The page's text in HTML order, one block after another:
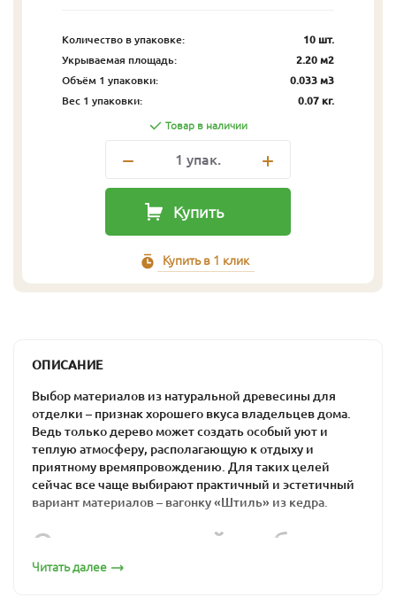
Количество в упаковке:
10 шт.
Укрываемая площадь:
2.20 м2
Объём 1 упаковки:
0.033 м3
Вес 1 упаковки:
0.07 кг.
Товар в наличии
1 упак.
Купить
Купить в 1 клик
ОПИСАНИЕ
Выбор материалов из натуральной древесины для
отделки – признак хорошего вкуса владельцев дома.
Ведь только дерево может создать особый уют и
теплую атмосферу, располагающую к отдыху и
приятному времяпровождению. Для таких целей
сейчас все чаще выбирают практичный и эстетичный
вариант материалов – вагонку «Штиль» из кедра.
Оптимальный выбор
для загородного дома
Читать далее